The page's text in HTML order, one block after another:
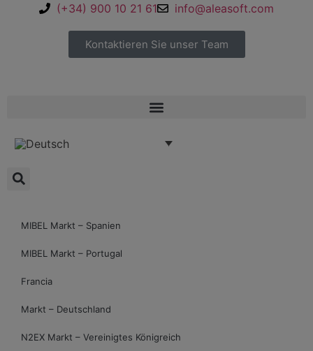
(+34) 900 10 21 61 info@aleasoft.com
Kontaktieren Sie unser Team
MIBEL Markt – Spanien
MIBEL Markt – Portugal
Francia
Markt – Deutschland
N2EX Markt – Vereinigtes Königreich